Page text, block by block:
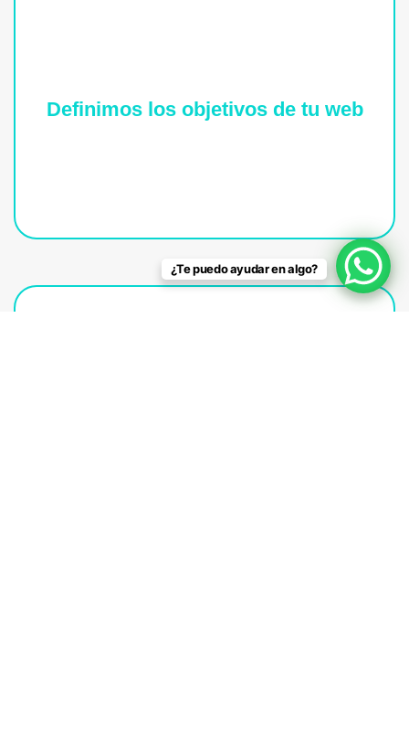
Definimos los objetivos de tu web
¿Te puedo ayudar en algo?